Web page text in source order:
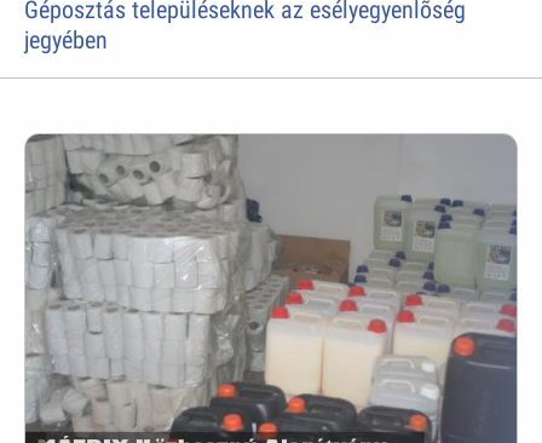
Géposztás településeknek az esélyegyenlõség
jegyében